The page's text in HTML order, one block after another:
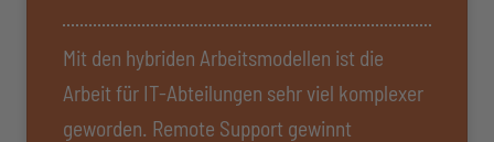
Mit den hybriden Arbeitsmodellen ist die
Arbeit für IT-Abteilungen sehr viel komplexer
geworden. Remote Support gewinnt